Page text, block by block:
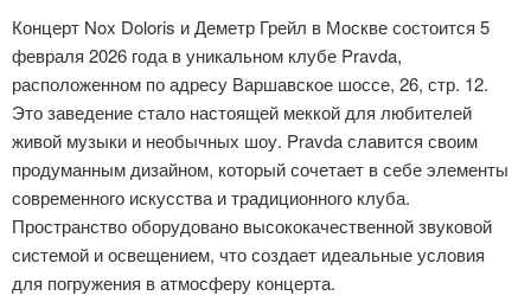
Концерт Nox Doloris и Деметр Грейл в Москве состоится 5
февраля 2026 года в уникальном клубе Pravda,
расположенном по адресу Варшавское шоссе, 26, стр. 12.
Это заведение стало настоящей меккой для любителей
живой музыки и необычных шоу. Pravda славится своим
продуманным дизайном, который сочетает в себе элементы
современного искусства и традиционного клуба.
Пространство оборудовано высококачественной звуковой
системой и освещением, что создает идеальные условия
для погружения в атмосферу концерта.